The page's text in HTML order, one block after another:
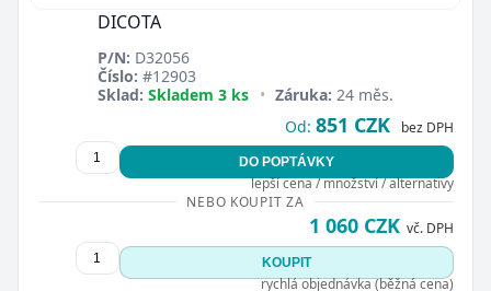
DICOTA
P/N: D32056
Číslo: #12903
Sklad: Skladem 3 ks • Záruka: 24 měs.
Od: 851 CZK bez DPH
DO POPTÁVKY
lepší cena / množství / alternativy
NEBO KOUPIT ZA
1 060 CZK vč. DPH
KOUPIT
rychlá objednávka (běžná cena)